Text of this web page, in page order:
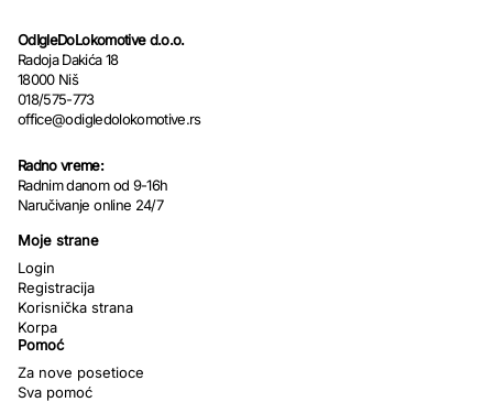
OdIgleDoLokomotive d.o.o.
Radoja Dakića 18
18000 Niš
018/575-773
office@odigledolokomotive.rs
Radno vreme:
Radnim danom od 9-16h
Naručivanje online 24/7
Moje strane
Login
Registracija
Korisnička strana
Korpa
Pomoć
Za nove posetioce
Sva pomoć